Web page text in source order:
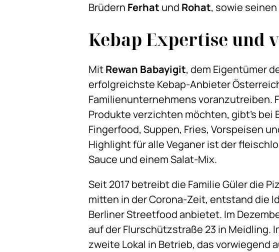
Brüdern Ferhat und Rohat, sowie
Kebap Expertise und
MitRewan Babayigit, dem Eigentümer
erfolgreichste Kebap-Anbieter
Familienunternehmens voranzutreiben.
Produkte verzichten möchten, gibt’s bei
Fingerfood, Suppen, Fries, Vorspeisen
Highlight für alle Veganer ist der
Sauce und einem Salat-Mix.
Seit 2017 betreibt die Familie Güler die
mitten in der Corona-Zeit, entstand die
Berliner Streetfood anbietet. Im
auf der Flurschützstraße 23 in Meidling.
zweite Lokal in Betrieb, das vorwiegend